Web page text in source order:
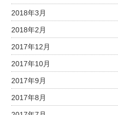
2018年3月
2018年2月
2017年12月
2017年10月
2017年9月
2017年8月